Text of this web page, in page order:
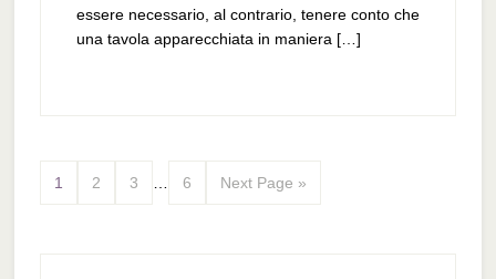
essere necessario, al contrario, tenere conto che
una tavola apparecchiata in maniera […]
1 2 3 6 Next Page »